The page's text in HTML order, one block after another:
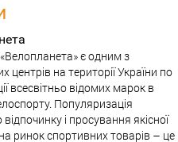
є одним з
центрів на території України по
всесвітньо відомих марок в
Популяризація
і просування якісної
на ринок спортивних товарів – це